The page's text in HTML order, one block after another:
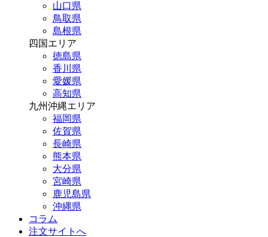
山口県
鳥取県
島根県
四国エリア
徳島県
香川県
愛媛県
高知県
九州沖縄エリア
福岡県
佐賀県
長崎県
熊本県
大分県
宮崎県
鹿児島県
沖縄県
コラム
注文サイトへ